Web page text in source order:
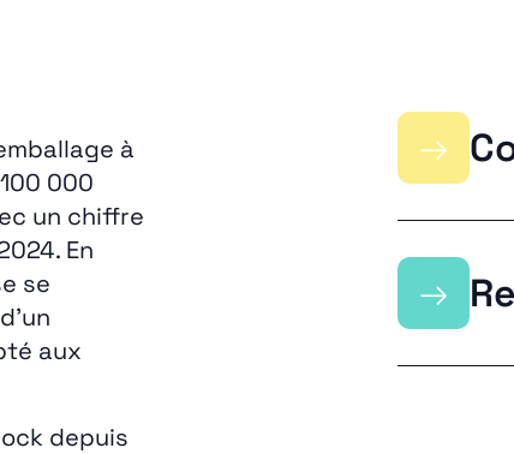
à
000
un chiffre
En
se
aux
depuis
→
→